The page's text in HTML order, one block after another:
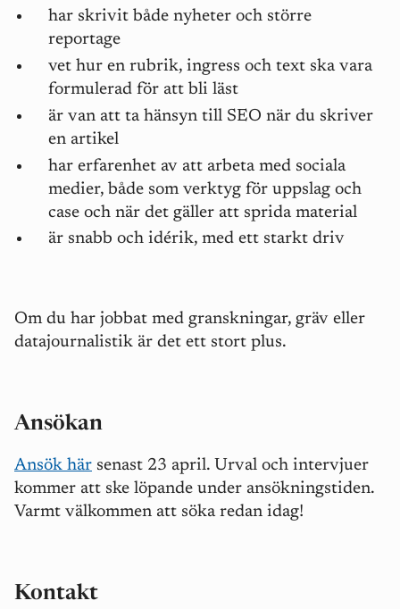
har skrivit både nyheter och större
reportage
vet hur en rubrik, ingress och text ska vara
formulerad för att bli läst
är van att ta hänsyn till SEO när du skriver
en artikel
har erfarenhet av att arbeta med sociala
medier, både som verktyg för uppslag och
case och när det gäller att sprida material
är snabb och idérik, med ett starkt driv
Om du har jobbat med granskningar, gräv eller
datajournalistik är det ett stort plus.
Ansökan
Ansök här senast 23 april. Urval och intervjuer
kommer att ske löpande under ansökningstiden.
Varmt välkommen att söka redan idag!
Kontakt